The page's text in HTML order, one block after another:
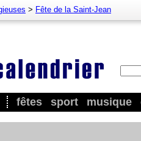
fêtes sport musique
> Fête de la Saint-Jean